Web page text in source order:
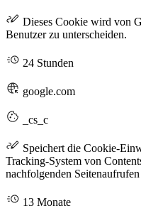
Dieses Cookie wird von
Benutzer zu unterscheiden.
24 Stunden
google.com
_cs_c
Speichert die Cookie-
Tracking-System von
nachfolgenden
13 Monate